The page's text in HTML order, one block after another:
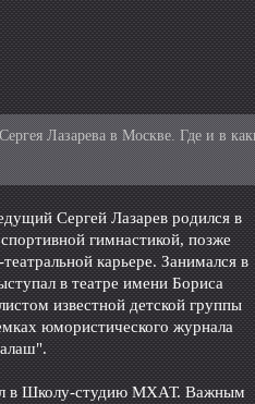
Лазарева в Москве. Где и в
Сергей Лазарев родился в
гимнастикой, позже
карьере. Занимался в
в театре имени Бориса
известной детской группы
юмористического журнала
в Школу-студию МХАТ. Важным